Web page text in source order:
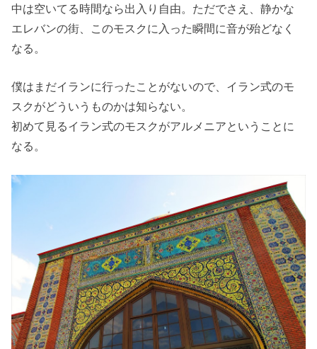
中は空いてる時間なら出入り自由。ただでさえ、静かな
エレバンの街、このモスクに入った瞬間に音が殆どなく
なる。
僕はまだイランに行ったことがないので、イラン式のモ
スクがどういうものかは知らない。
初めて見るイラン式のモスクがアルメニアということに
なる。